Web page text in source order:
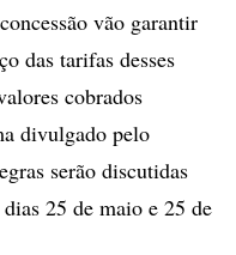
vão garantir
das tarifas desses
cobrados
divulgado pelo
serão discutidas
25 de maio e 25 de